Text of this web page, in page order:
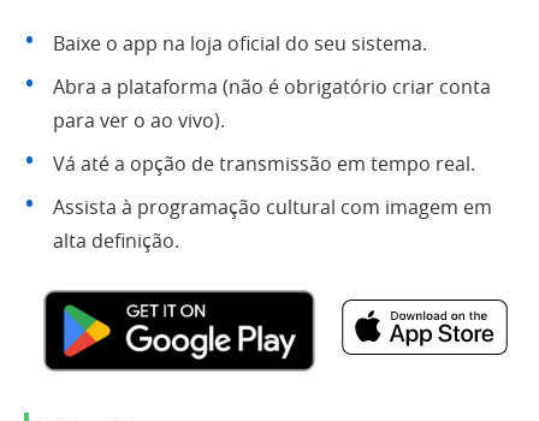
Baixe o app na loja oficial do seu sistema.
Abra a plataforma (não é obrigatório criar conta
para ver o ao vivo).
Vá até a opção de transmissão em tempo real.
Assista à programação cultural com imagem em
alta definição.